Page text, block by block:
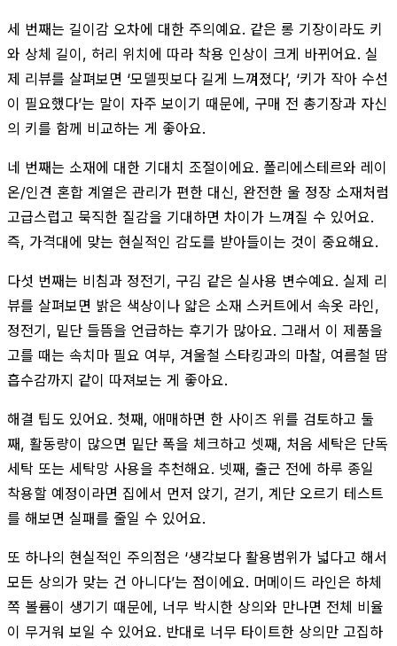
세 번째는 길이감 오차에 대한 주의예요. 같은 롱 기장이라도 키
와 상체 길이, 허리 위치에 따라 착용 인상이 크게 바뀌어요. 실
제 리뷰를 살펴보면 ‘모델핏보다 길게 느껴졌다’, ‘키가 작아 수선
이 필요했다’는 말이 자주 보이기 때문에, 구매 전 총기장과 자신
의 키를 함께 비교하는 게 좋아요.
네 번째는 소재에 대한 기대치 조절이에요. 폴리에스테르와 레이
온/인견 혼합 계열은 관리가 편한 대신, 완전한 울 정장 소재처럼
고급스럽고 묵직한 질감을 기대하면 차이가 느껴질 수 있어요.
즉, 가격대에 맞는 현실적인 감도를 받아들이는 것이 중요해요.
다섯 번째는 비침과 정전기, 구김 같은 실사용 변수예요. 실제 리
뷰를 살펴보면 밝은 색상이나 얇은 소재 스커트에서 속옷 라인,
정전기, 밑단 들뜸을 언급하는 후기가 많아요. 그래서 이 제품을
고를 때는 속치마 필요 여부, 겨울철 스타킹과의 마찰, 여름철 땀
흡수감까지 같이 따져보는 게 좋아요.
해결 팁도 있어요. 첫째, 애매하면 한 사이즈 위를 검토하고 둘
째, 활동량이 많으면 밑단 폭을 체크하고 셋째, 처음 세탁은 단독
세탁 또는 세탁망 사용을 추천해요. 넷째, 출근 전에 하루 종일
착용할 예정이라면 집에서 먼저 앉기, 걷기, 계단 오르기 테스트
를 해보면 실패를 줄일 수 있어요.
또 하나의 현실적인 주의점은 ‘생각보다 활용범위가 넓다고 해서
모든 상의가 맞는 건 아니다’는 점이에요. 머메이드 라인은 하체
쪽 볼륨이 생기기 때문에, 너무 박시한 상의와 만나면 전체 비율
이 무거워 보일 수 있어요. 반대로 너무 타이트한 상의만 고집하